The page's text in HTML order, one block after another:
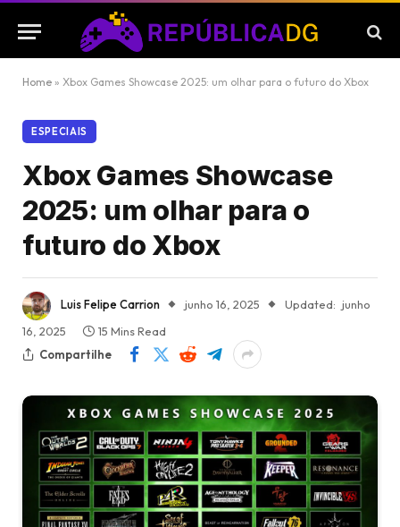
Home » Xbox Games Showcase 2025: um olhar para o futuro do Xbox
ESPECIAIS
Xbox Games Showcase
2025: um olhar para o
futuro do Xbox
Luis Felipe Carrion junho 16, 2025 Updated: junho
16, 2025
15 Mins Read
Compartilhe